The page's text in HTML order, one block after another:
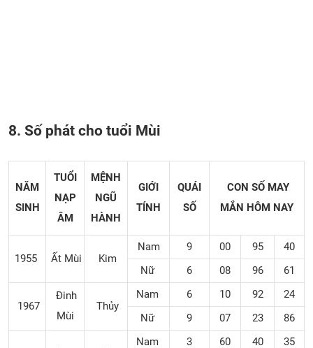
8. Số phát cho tuổi Mùi
NĂM
SINH
TUỔI
NẠP
ÂM
MỆNH
NGŨ
HÀNH
GIỚI
TÍNH
QUÁI
SỐ
CON SỐ MAY
MẮN HÔM NAY
1955 Ất Mùi Kim
Nam 9 00 95
40
Nữ
6 08 96 61
1967
Đinh
Mùi
Thủy
Nam 6 10 92
24
Nữ
9 07 23 86
Nam 3 60 40
35